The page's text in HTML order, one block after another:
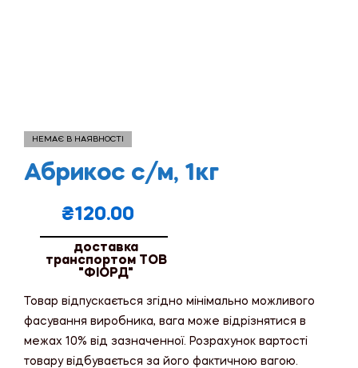
НЕМАЄ В НАЯВНОСТІ
Абрикос с/м, 1кг
₴120.00
доставка
транспортом ТОВ
"ФІОРД"
Товар відпускається згідно мінімально можливого
фасування виробника, вага може відрізнятися в
межах 10% від зазначенної. Розрахунок вартості
товару відбувається за його фактичною вагою.